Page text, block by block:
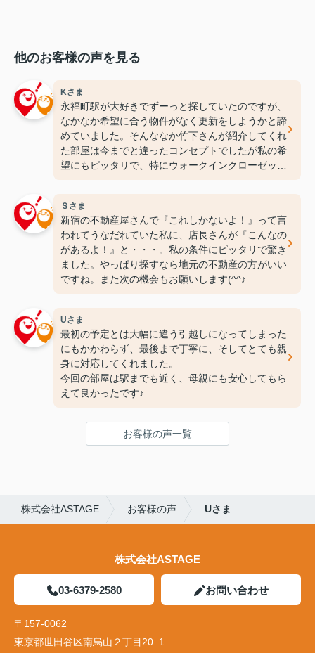
他のお客様の声を見る
Kさま
永福町駅が大好きでずーっと探していたのですが、
なかなか希望に合う物件がなく更新をしようかと諦
めていました。そんななか竹下さんが紹介してくれ
た部屋は今までと違ったコンセプトでしたが私の希
望にもピッタリで、特にウォークインクローゼット
Ｓさま
新宿の不動産屋さんで『これしかないよ！』って言
われてうなだれていた私に、店長さんが『こんなの
があるよ！』と・・・。私の条件にピッタリで驚き
ました。やっぱり探すなら地元の不動産の方がいい
ですね。また次の機会もお願いします(^^♪
Uさま
最初の予定とは大幅に違う引越しになってしまった
にもかかわらず、最後まで丁寧に、そしてとても親
身に対応してくれました。
今回の部屋は駅までも近く、母親にも安心してもら
えて良かったです♪
ってます！
ありがとうございました(^^♪
お客様の声一覧
株式会社ASTAGE お客様の声 Uさま
株式会社ASTAGE
03-6379-2580 お問い合わせ
〒157-0062
東京都世田谷区南烏山２丁目20−1